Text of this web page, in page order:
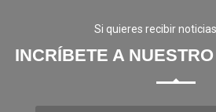
Si quieres recibir
INCRÍBETE A